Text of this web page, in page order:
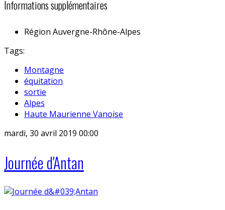
Informations supplémentaires
Région Auvergne-Rhône-Alpes
Tags:
Montagne
équitation
sortie
Alpes
Haute Maurienne Vanoise
mardi, 30 avril 2019 00:00
Journée d'Antan